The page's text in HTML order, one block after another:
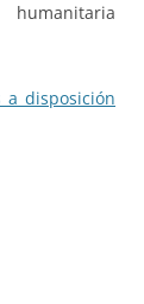
disposición